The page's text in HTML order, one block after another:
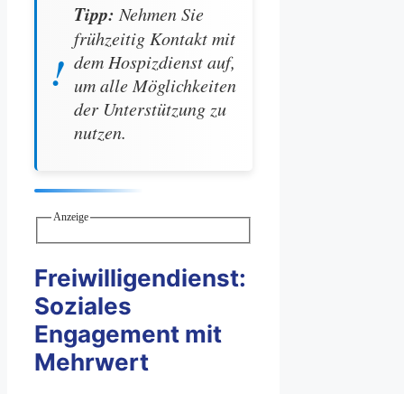
Tipp:Nehmen Sie
frühzeitig Kontakt mit
dem Hospizdienst auf,
um alle Möglichkeiten
der Unterstützung zu
nutzen.
Anzeige
Freiwilligendienst:
Soziales
Engagement mit
Mehrwert